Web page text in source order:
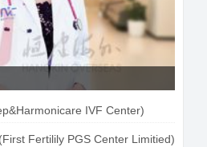
IVF Center)
Fertilily PGS Center Limitied)